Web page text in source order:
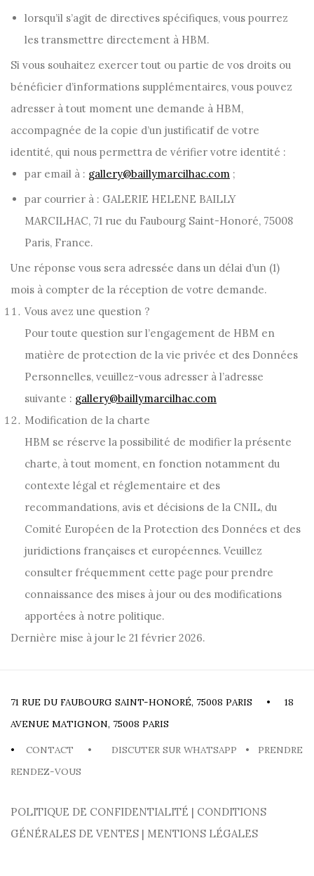
lorsqu’il s’agit de directives spécifiques, vous pourrez
les transmettre directement à HBM.
Si vous souhaitez exercer tout ou partie de vos droits ou
bénéficier d’informations supplémentaires, vous pouvez
adresser à tout moment une demande à HBM,
accompagnée de la copie d’un justificatif de votre
identité, qui nous permettra de vérifier votre identité :
par email à : gallery@baillymarcilhac.com ;
par courrier à : GALERIE HELENE BAILLY
MARCILHAC, 71 rue du Faubourg Saint-Honoré, 75008
Paris, France.
Une réponse vous sera adressée dans un délai d’un (1)
mois à compter de la réception de votre demande.
Vous avez une question ?
Pour toute question sur l’engagement de HBM en
matière de protection de la vie privée et des Données
Personnelles, veuillez-vous adresser à l’adresse
suivante : gallery@baillymarcilhac.com
Modification de la charte
HBM se réserve la possibilité de modifier la présente
charte, à tout moment, en fonction notamment du
contexte légal et réglementaire et des
recommandations, avis et décisions de la CNIL, du
Comité Européen de la Protection des Données et des
juridictions françaises et européennes. Veuillez
consulter fréquemment cette page pour prendre
connaissance des mises à jour ou des modifications
apportées à notre politique.
Dernière mise à jour le 21 février 2026.
71 RUE DU FAUBOURG SAINT-HONORÉ, 75008 PARIS • 18
AVENUE MATIGNON, 75008 PARIS
• CONTACT • DISCUTER SUR WHATSAPP •
PRENDRE
RENDEZ-VOUS
POLITIQUE DE CONFIDENTIALITÉ | CONDITIONS
GÉNÉRALES DE VENTES | MENTIONS LÉGALES